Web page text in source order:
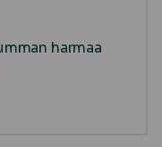
harmaa